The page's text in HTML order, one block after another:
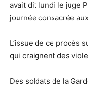
avait dit lundi le juge
journée consacrée
L’issue de ce procès
qui craignent des
Des soldats de la